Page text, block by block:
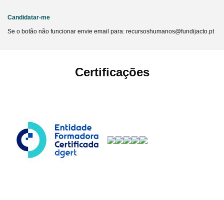
Candidatar-me
Se o botão não funcionar envie email para: recursoshumanos@fundijacto.pt
Certificações